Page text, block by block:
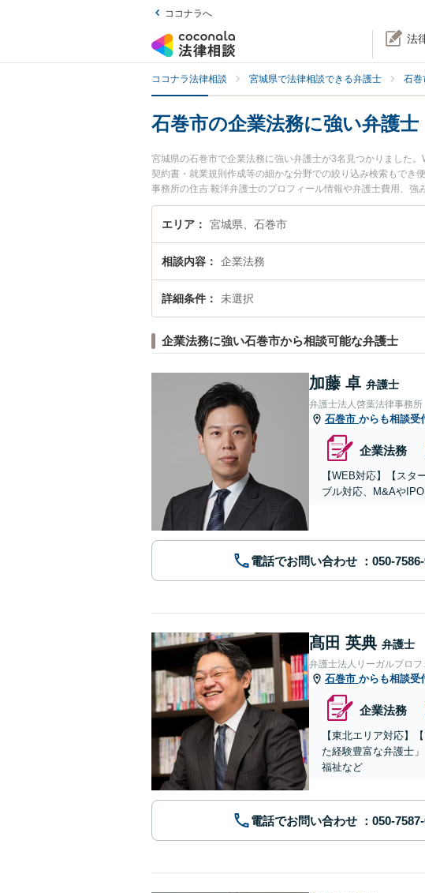
ココナラへ
法
ココナラ法律相談 宮城県で法律相談できる弁護士 石巻
石巻市の企業法務に強い弁護士
宮城県の石巻市で企業法務に強い弁護士が3名見つかりました
契約書・就業規則作成等の細かな分野での絞り込み検索もでき
事務所の住吉 毅洋弁護士のプロフィール情報や弁護士費用、
い』『企業法務のトラブル解決の実績豊富な近くの弁護士を検
さんにおすすめです。
エリア 宮城県、石巻市
相談内容 企業法務
詳細条件 未選択
企業法務に強い石巻市から相談可能な弁護士
加藤 卓 弁護士
弁護士法人啓葉法律事務所
石巻市 からも相談受
企業法務
【WEB対応】【ス
ブル対応、M&Aや
電話でお問い合わせ
髙田 英典 弁護士
弁護士法人リーガルプロフ
石巻市 からも相談受
企業法務
【東北エリア対応】
た経験豊富な弁護士
福祉など
電話でお問い合わせ